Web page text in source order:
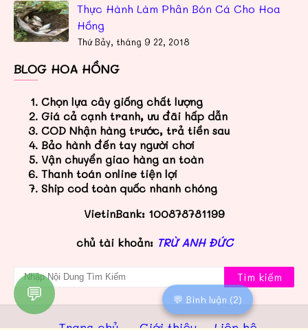
💬
Thực Hành Làm Phân Bón Cá Cho Hoa
Hồng
Thứ Bảy, tháng 9 22, 2018
BLOG HOA HỒNG
Chọn lựa cây giống chất lượng
Giá cả cạnh tranh, ưu đãi hấp dẫn
COD Nhận hàng trước, trả tiền sau
Bảo hành đến tay người chơi
Vận chuyển giao hàng an toàn
Thanh toán online tiện lợi
Ship cod toàn quốc nhanh chóng
VietinBank: 100878781199
chủ tài khoản: TRỪ ANH ĐỨC
💬 Bình luận (2)